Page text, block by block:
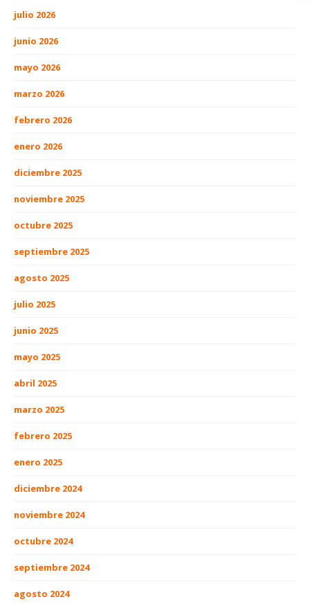
julio 2026
junio 2026
mayo 2026
marzo 2026
febrero 2026
enero 2026
diciembre 2025
noviembre 2025
octubre 2025
septiembre 2025
agosto 2025
julio 2025
junio 2025
mayo 2025
abril 2025
marzo 2025
febrero 2025
enero 2025
diciembre 2024
noviembre 2024
octubre 2024
septiembre 2024
agosto 2024